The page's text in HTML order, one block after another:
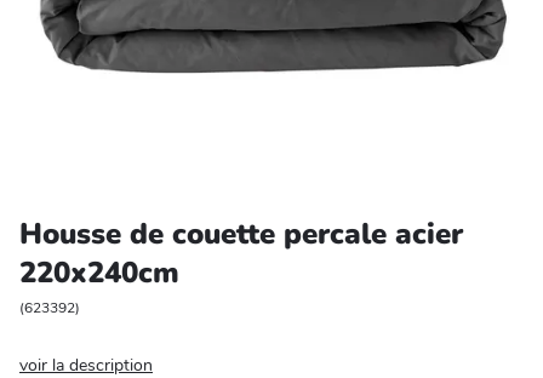
Entretien et rangement
Bricolage et auto
Jardin et plein air
Housse de couette percale acier
220x240cm
(623392)
voir la description